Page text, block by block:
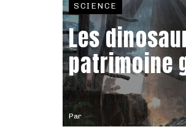
Par
SCIENCE
Les
patrimoine